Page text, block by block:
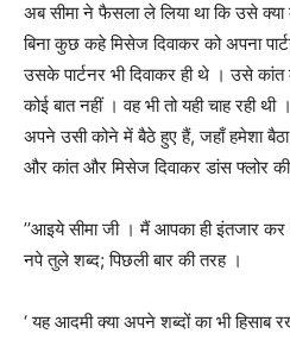
अब सीमा ने फैसला ले लिया था कि उसे
बिना कुछ कहे मिसेज दिवाकर को अपना
उसके पार्टनर भी दिवाकर ही थे । उसे
कोई बात नहीं । वह भी तो यही चाह रही थी ।
अपने उसी कोने में बैठे हुए हैं,जहाँ हमेशा
और कांत और मिसेज दिवाकर डांस फ्लोर
’’आइये सीमा जी । मैं आपका ही इंतजार कर
नपे तुले शब्द;पिछली बार की तरह ।
‘ यह आदमी क्या अपने शब्दों का भी हिसाब